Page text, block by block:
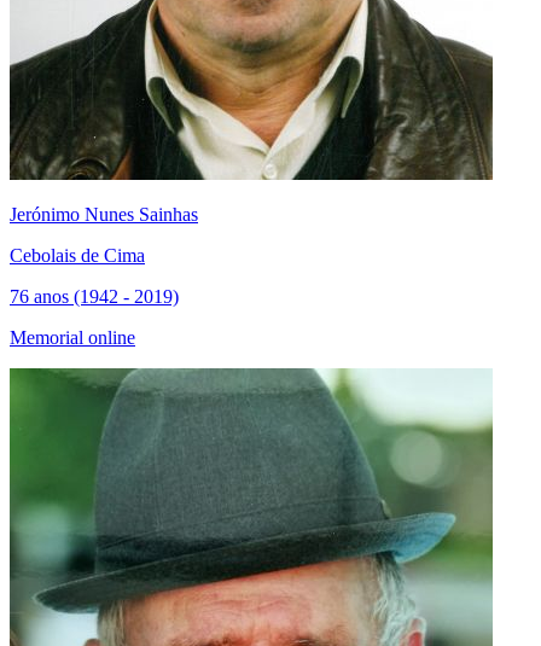
Jerónimo Nunes Sainhas
Cebolais de Cima
76 anos (1942 - 2019)
Memorial online